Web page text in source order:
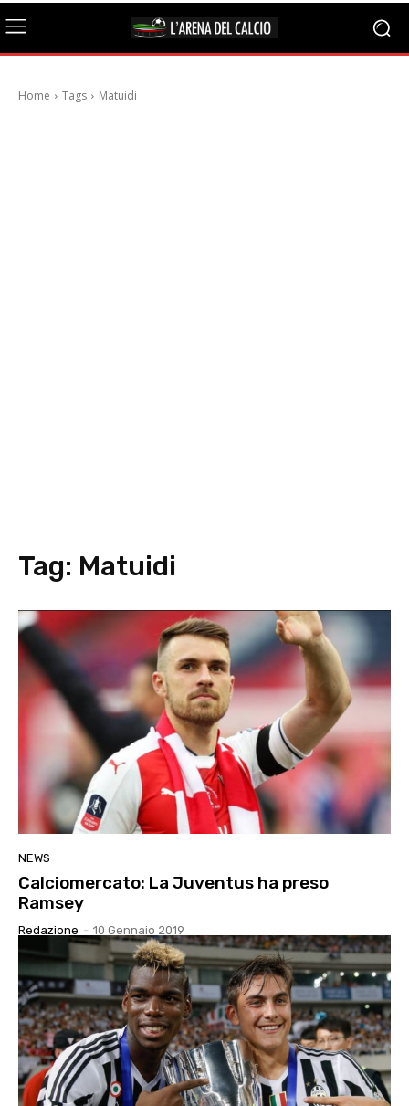
Home Tags Matuidi
Tag: Matuidi
NEWS
Calciomercato: La Juventus ha preso
Ramsey
Redazione - 10 Gennaio 2019